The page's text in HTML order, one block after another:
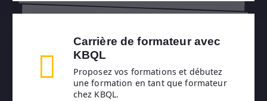
Carrière de formateur avec
KBQL
Proposez vos formations et débutez
une formation en tant que formateur
chez KBQL.